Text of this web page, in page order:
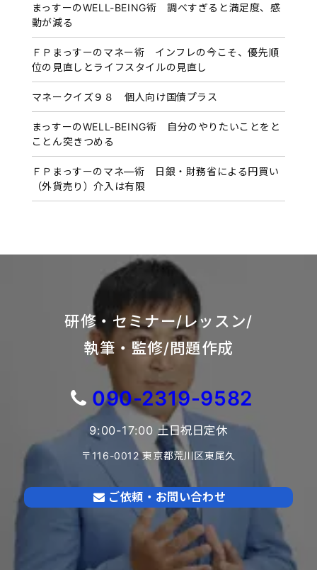
ブ
まっすーのWELL-BEING術 調べすぎると満足度、感
動が減る
ＦＰまっすーのマネー術 インフレの今こそ、優先順
位の見直しとライフスタイルの見直し
マネークイズ９８ 個人向け国債プラス
まっすーのWELL-BEING術 自分のやりたいことをと
ことん突きつめる
ＦＰまっすーのマネ―術 日銀・財務省による円買い
（外貨売り）介入は有限
研修・セミナー/レッスン/
執筆・監修/問題作成
090-2319-9582
9:00-17:00 土日祝日定休
〒116-0012 東京都荒川区東尾久
ご依頼・お問い合わせ